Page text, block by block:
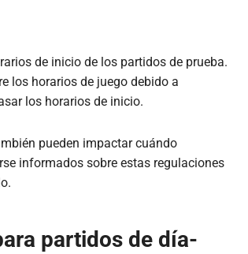
de inicio de los partidos de prueba.
los horarios de juego debido a
los horarios de inicio.
pueden impactar cuándo
informados sobre estas regulaciones
partidos de día-